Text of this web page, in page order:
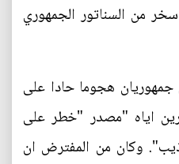
سخر من السناتور الجمهوري
هجوما حادا على
اياه "مصدر "خطر على
وكان من المفترض ان